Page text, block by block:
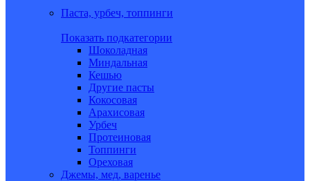
Паста, урбеч, топпинги
Показать подкатегории
Шоколадная
Миндальная
Кешью
Другие пасты
Кокосовая
Арахисовая
Урбеч
Протеиновая
Топпинги
Ореховая
Джемы, мед, варенье